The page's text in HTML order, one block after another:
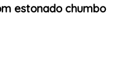
estonado chumbo